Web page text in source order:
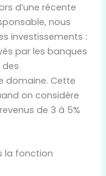
d’une récente
nous
investissements :
par les banques
des
domaine. Cette
on considère
de 3 à 5%
la fonction